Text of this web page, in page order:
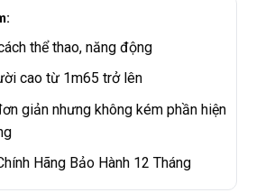
thể thao, năng động
cao từ 1m65 trở lên
giản nhưng không kém phần hiện
Hãng Bảo Hành 12 Tháng